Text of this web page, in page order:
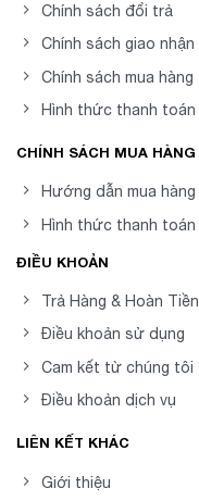
Chính sách đổi trả
Chính sách giao nhận
Chính sách mua hàng
Hình thức thanh toán
CHÍNH SÁCH MUA HÀNG
Hướng dẫn mua hàng
Hình thức thanh toán
ĐIỀU KHOẢN
Trả Hàng & Hoàn Tiền
Điều khoản sử dụng
Cam kết từ chúng tôi
Điều khoản dịch vụ
LIÊN KẾT KHÁC
Giới thiệu